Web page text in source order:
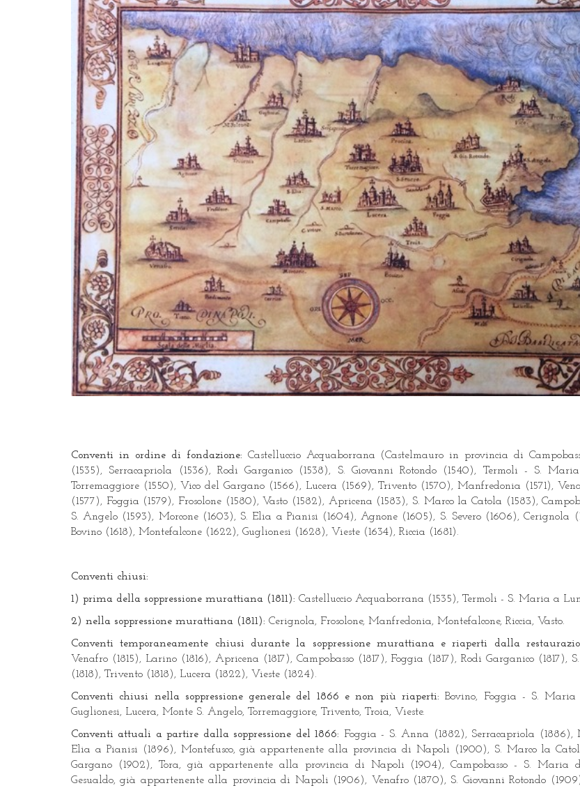
Conventi in ordine di fondazione: Castelluccio Acquaborrana (Castelmauro in provincia di
(1535), Serracapriola (1536), Rodi Garganico (1538), S. Giovanni Rotondo (1540), Termoli - S.
Torremaggiore (1550), Vico del Gargano (1566), Lucera (1569), Trivento (1570), Manfredonia (1571),
(1577), Foggia (1579), Frosolone (1580), Vasto (1582), Apricena (1583), S. Marco la Catola (1583),
S. Angelo (1593), Morcone (1603), S. Elia a Pianisi (1604), Agnone (1605), S. Severo (1606), Cerignola
Bovino (1618), Montefalcone (1622), Guglionesi (1628), Vieste (1634), Riccia (1681).
Conventi chiusi:
1) prima della soppressione murattiana (1811): Castelluccio Acquaborrana (1535), Termoli - S. Maria a
2) nella soppressione murattiana (1811): Cerignola, Frosolone, Manfredonia, Montefalcone, Riccia, Vasto.
Conventi temporaneamente chiusi durante la soppressione murattiana e riaperti dalla
Venafro (1815), Larino (1816), Apricena (1817), Campobasso (1817), Foggia (1817), Rodi Garganico (1817),
(1818), Trivento (1818), Lucera (1822), Vieste (1824).
Conventi chiusi nella soppressione generale del 1866 e non più riaperti:Bovino, Foggia - S. Maria
Guglionesi, Lucera, Monte S. Angelo, Torremaggiore, Trivento, Troia, Vieste.
Conventi attuali a partire dalla soppressione del 1866: Foggia - S. Anna (1882), Serracapriola (1886),
Elia a Pianisi (1896), Montefusco, già appartenente alla provincia di Napoli (1900), S. Marco la
Gargano (1902), Tora, già appartenente alla provincia di Napoli (1904), Campobasso - S. Maria
Gesualdo, già appartenente alla provincia di Napoli (1906), Venafro (1870), S. Giovanni Rotondo